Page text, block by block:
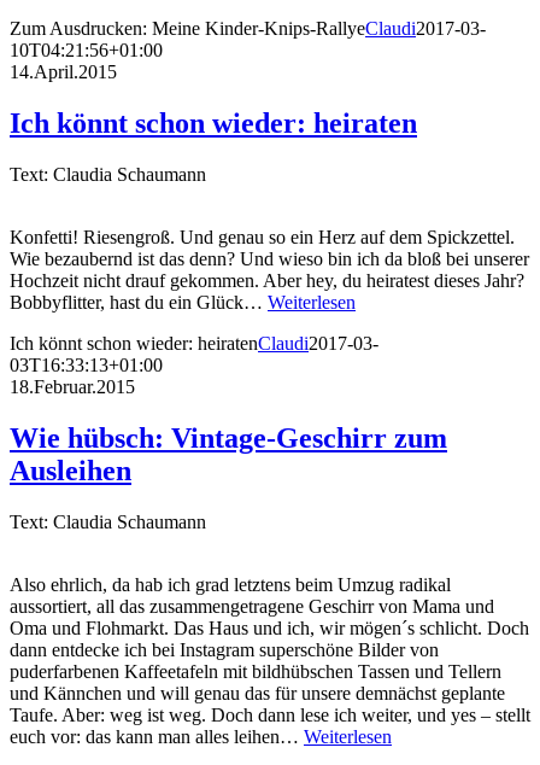
Zum Ausdrucken: Meine Kinder-Knips-RallyeClaudi2017-03-
10T04:21:56+01:00
14.April.2015
Ich könnt schon wieder: heiraten
Text: Claudia Schaumann
Konfetti! Riesengroß. Und genau so ein Herz auf dem Spickzettel.
Wie bezaubernd ist das denn? Und wieso bin ich da bloß bei unserer
Hochzeit nicht drauf gekommen. Aber hey, du heiratest dieses Jahr?
Bobbyflitter, hast du ein Glück… Weiterlesen
Ich könnt schon wieder: heiratenClaudi2017-03-
03T16:33:13+01:00
18.Februar.2015
Wie hübsch: Vintage-Geschirr zum
Ausleihen
Text: Claudia Schaumann
Also ehrlich, da hab ich grad letztens beim Umzug radikal
aussortiert, all das zusammengetragene Geschirr von Mama und
Oma und Flohmarkt. Das Haus und ich, wir mögen´s schlicht. Doch
dann entdecke ich bei Instagram superschöne Bilder von
puderfarbenen Kaffeetafeln mit bildhübschen Tassen und Tellern
und Kännchen und will genau das für unsere demnächst geplante
Taufe. Aber: weg ist weg. Doch dann lese ich weiter, und yes – stellt
euch vor: das kann man alles leihen… Weiterlesen